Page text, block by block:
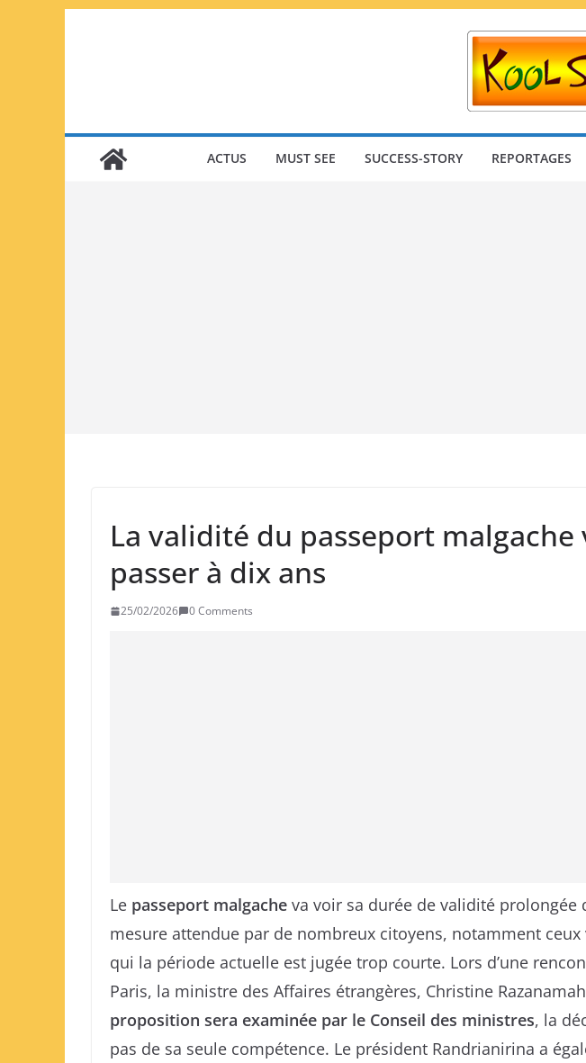
ACTUS MUST SEE SUCCESS-STORY REPORTAGES
La validité du passeport
passer à dix ans
25/02/2026 0 Comments
Le passeport malgache va voir sa durée de validité prolongée
mesure attendue par de nombreux citoyens, notamment ceux
qui la période actuelle est jugée trop courte. Lors d’une
Paris, la ministre des Affaires étrangères, Christine
proposition sera examinée par le Conseil des ministres, la
pas de sa seule compétence. Le président Randrianirina a